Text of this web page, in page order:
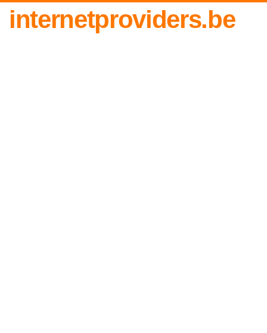
internetproviders.be